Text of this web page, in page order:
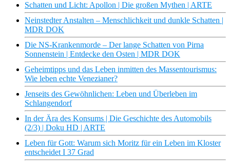
Schatten und Licht: Apollon | Die großen Mythen | ARTE
Neinstedter Anstalten – Menschlichkeit und dunkle Schatten |
MDR DOK
Die NS-Krankenmorde – Der lange Schatten von Pirna
Sonnenstein | Entdecke den Osten | MDR DOK
Geheimtipps und das Leben inmitten des Massentourismus:
Wie leben echte Venezianer?
Jenseits des Gewöhnlichen: Leben und Überleben im
Schlangendorf
In der Ära des Konsums | Die Geschichte des Automobils
(2/3) | Doku HD | ARTE
Leben für Gott: Warum sich Moritz für ein Leben im Kloster
entscheidet I 37 Grad